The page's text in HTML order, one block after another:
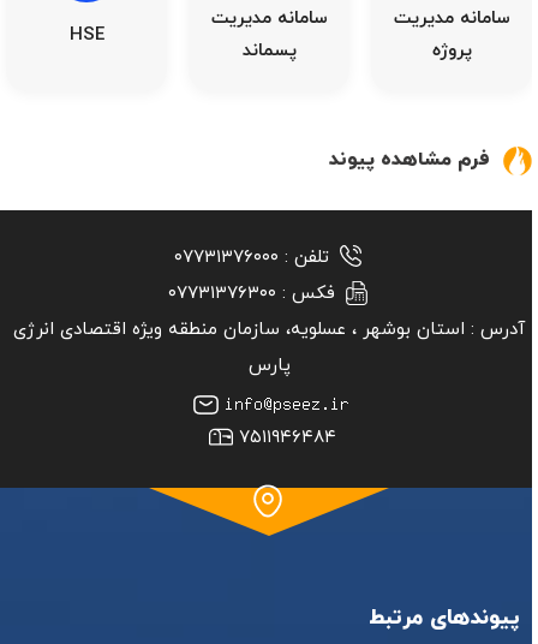
سامانه مدیریت
پروژه
سامانه مدیریت
پسماند
HSE
فرم مشاهده پیوند
تلفن : ۰۷۷۳۱۳۷۶۰۰۰
فکس : ۰۷۷۳۱۳۷۶۳۰۰
آدرس : استان بوشهر ‏، عسلویه، سازمان منطقه ویژه اقتصادی انرژی
پارس
۷۵۱۱۹۴۶۴۸۴
پیوندهای مرتبط